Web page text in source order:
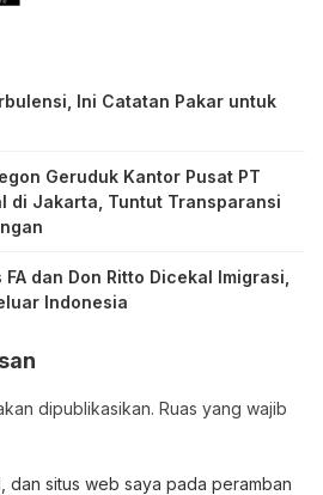
Ini Catatan Pakar untuk
Geruduk Kantor Pusat PT
di Jakarta, Tuntut Transparansi
dan Don Ritto Dicekal Imigrasi,
Indonesia
dipublikasikan. Ruas yang wajib
dan situs web saya pada peramban